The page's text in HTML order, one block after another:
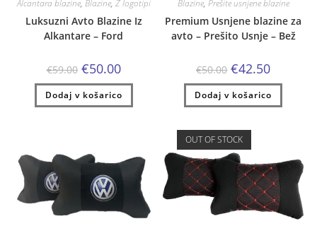
Alcantara blazine, Blazine, Z logotipi
Luksuzni Avto Blazine Iz
Alkantare – Ford
€59.00 Izvirna
cena
je
bila:
€59.00.
€50.00Trenutna
cena
je:
€50.00.
Dodaj v košarico
Blazine, Prešite usnjene blazine
Premium Usnjene blazine za
avto – Prešito Usnje – Bež
€50.00 Izvirna
cena
je
bila:
€50.00.
€42.50Trenutna
je:
€42.50.
Dodaj v košarico
OUT OF STOCK